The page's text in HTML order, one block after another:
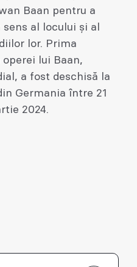
Baan pentru a
al locului și al
lor. Prima
lui Baan,
a fost deschisă la
Germania între 21
2024.